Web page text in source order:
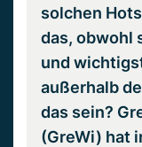
solchen
das, obwohl
und
außerhalb
das sein?
(GreWi) hat